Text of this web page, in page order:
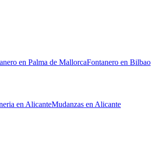
en Palma de MallorcaFontanero en Bilbao
en AlicanteMudanzas en Alicante